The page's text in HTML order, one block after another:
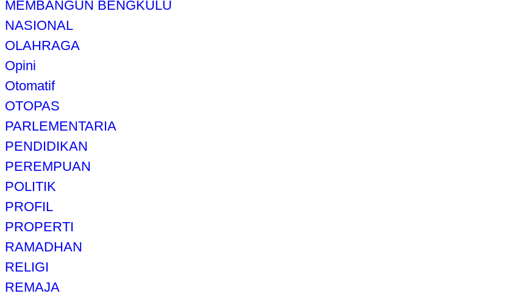
MEMBANGUN BENGKULU
NASIONAL
OLAHRAGA
Opini
Otomatif
OTOPAS
PARLEMENTARIA
PENDIDIKAN
PEREMPUAN
POLITIK
PROFIL
PROPERTI
RAMADHAN
RELIGI
REMAJA